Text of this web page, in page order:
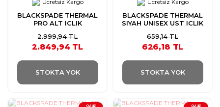
Ücretsiz Kargo
BLACKSPADE THERMAL
PRO ALT ICLIK
2.999,94 TL
2.849,94 TL
STOKTA YOK
Ücretsiz Kargo
BLACKSPADE THERMAL
SIYAH UNISEX UST ICLIK
659,14 TL
626,18 TL
STOKTA YOK